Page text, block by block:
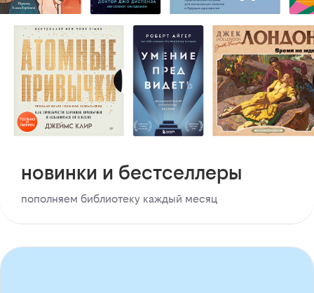
новинки и бестселлеры
пополняем библиотеку каждый месяц